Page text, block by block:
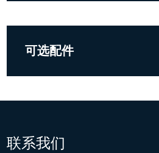
可选配件
联系我们